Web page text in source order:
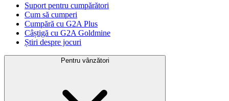
Suport pentru cumpărători
Cum să cumperi
Cumpără cu G2A Plus
Câștigă cu G2A Goldmine
Știri despre jocuri
Pentru vânzători